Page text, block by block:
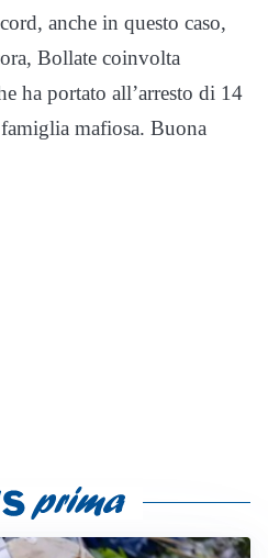
anche in questo caso,
Bollate coinvolta
ha portato all’arresto di 14
mafiosa. Buona